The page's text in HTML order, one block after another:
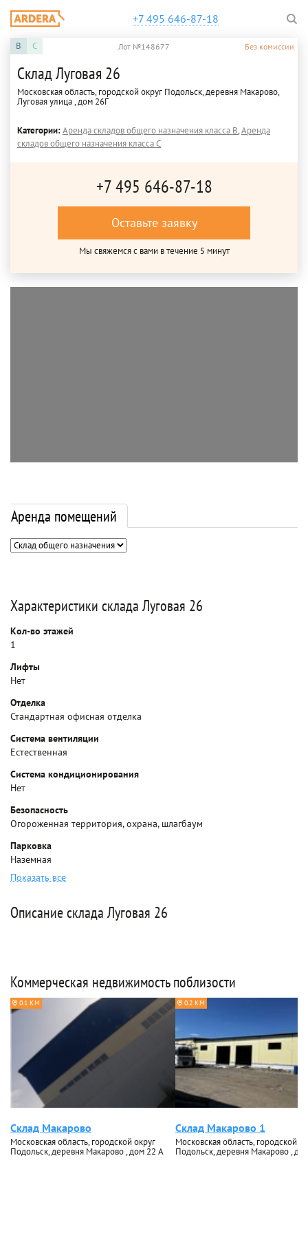
+7 495 646-87-18
B C Лот №148677 Без комиссии
Склад Луговая 26
Московская область, городской округ Подольск, деревня Макарово,
Луговая улица , дом 26Г
Категории:Аренда складов общего назначения класса B,Аренда
складов общего назначения класса C
+7 495 646-87-18
Оставьте заявку
Мы свяжемся с вами в течение 5 минут
Аренда помещений
Характеристики склада Луговая 26
Кол-во этажей
1
Лифты
Нет
Отделка
Стандартная офисная отделка
Система вентиляции
Естественная
Система кондиционирования
Нет
Безопасность
Огороженная территория, охрана, шлагбаум
Парковка
Наземная
Показать все
Описание склада Луговая 26
Коммерческая недвижимость поблизости
0.1 КМ
Склад Макарово
Московская область, городской округ
Подольск, деревня Макарово , дом 22 А
0.2 КМ
Склад Макарово 1
Московская область, городской
Подольск, деревня Макарово ,